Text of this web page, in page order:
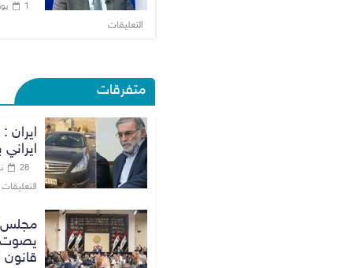
1 يونيو، 2026
التعليقات
متفرقات
ايران
28 نوفمبر، 2020
التعليقات
مجلس
يصوت
قانون